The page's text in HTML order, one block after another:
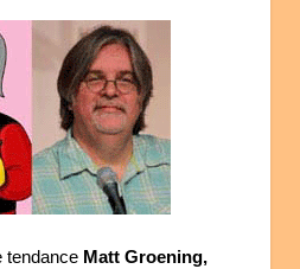
tendance Matt Groening,